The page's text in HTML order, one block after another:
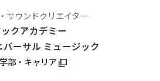
サウンドクリエイター
クアカデミー
バーサル ミュージック
部・キャリア